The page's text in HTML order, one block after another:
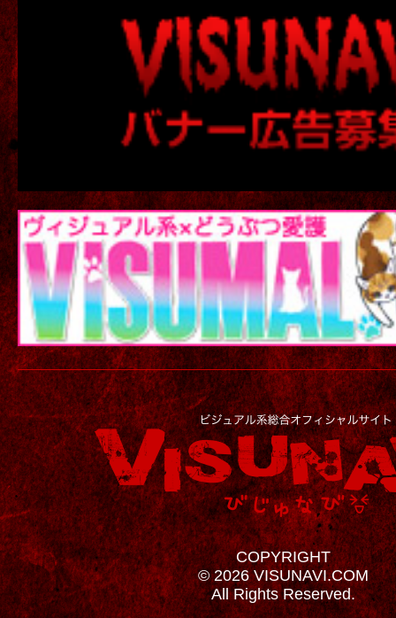
COPYRIGHT
© 2026 VISUNAVI.COM
All Rights Reserved.